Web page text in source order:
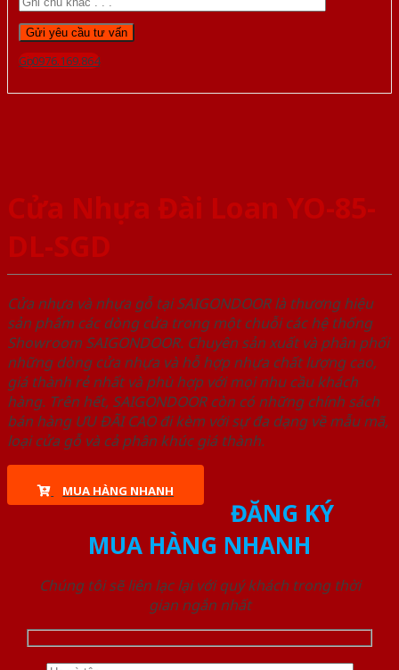
Gọi 0976.169.864
Cửa Nhựa Đài Loan YO-85-
DL-SGD
Cửa nhựa và nhựa gỗ tại SAIGONDOOR là thương hiệu
sản phẩm các dòng cửa trong một chuỗi các hệ thống
Showroom SAIGONDOOR. Chuyên sản xuất và phân phối
những dòng cửa nhựa và hỗ hợp nhựa chất lượng cao,
giá thành rẻ nhất và phù hợp với mọi nhu cầu khách
hàng. Trên hết, SAIGONDOOR còn có những chính sách
bán hàng ƯU ĐÃI CAO đi kèm với sự đa dạng về mẫu mã,
loại cửa gỗ và cả phân khúc giá thành.
MUA HÀNG NHANH
ĐĂNG KÝ
MUA HÀNG NHANH
Chúng tôi sẽ liên lạc lại với quý khách trong thời
gian ngắn nhất